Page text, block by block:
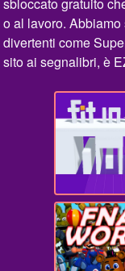
sbloccato gratuito
o al lavoro.
divertenti come
sito ai segnalibri, è